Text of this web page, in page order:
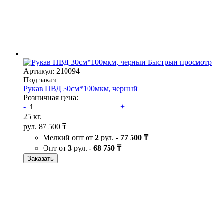
Быстрый просмотр
Артикул: 210094
Под заказ
Рукав ПВД 30см*100мкм, черный
Розничная цена:
-
+
25 кг.
рул. 87 500 ₸
Мелкий опт от 2 рул. - 77 500 ₸
Опт от 3 рул. - 68 750 ₸
Заказать